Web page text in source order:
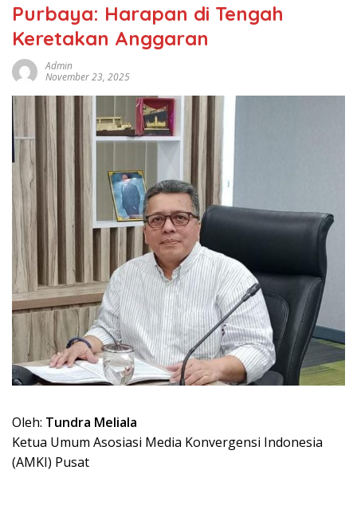
Purbaya: Harapan di Tengah
Keretakan Anggaran
Admin
November 23, 2025
Oleh: Tundra Meliala
Ketua Umum Asosiasi Media Konvergensi Indonesia
(AMKI) Pusat